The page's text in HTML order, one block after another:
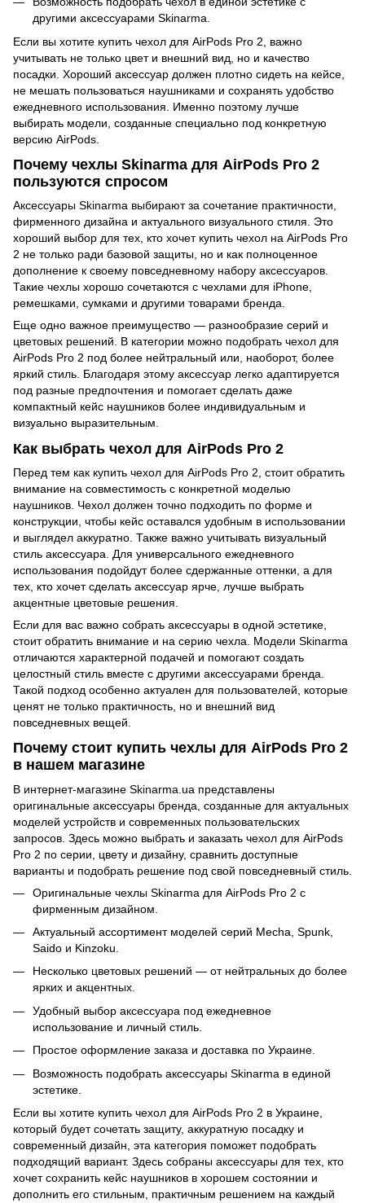
другими аксессуарами Skinarma.
Если вы хотите купить чехол для AirPods Pro 2, важно
учитывать не только цвет и внешний вид, но и качество
посадки. Хороший аксессуар должен плотно сидеть на кейсе,
не мешать пользоваться наушниками и сохранять удобство
ежедневного использования. Именно поэтому лучше
выбирать модели, созданные специально под конкретную
версию AirPods.
Почему чехлы Skinarma для AirPods Pro 2
пользуются спросом
Аксессуары Skinarma выбирают за сочетание практичности,
фирменного дизайна и актуального визуального стиля. Это
хороший выбор для тех, кто хочет купить чехол на AirPods Pro
2 не только ради базовой защиты, но и как полноценное
дополнение к своему повседневному набору аксессуаров.
Такие чехлы хорошо сочетаются с чехлами для iPhone,
ремешками, сумками и другими товарами бренда.
Еще одно важное преимущество — разнообразие серий и
цветовых решений. В категории можно подобрать чехол для
AirPods Pro 2 под более нейтральный или, наоборот, более
яркий стиль. Благодаря этому аксессуар легко адаптируется
под разные предпочтения и помогает сделать даже
компактный кейс наушников более индивидуальным и
визуально выразительным.
Как выбрать чехол для AirPods Pro 2
Перед тем как купить чехол для AirPods Pro 2, стоит обратить
внимание на совместимость с конкретной моделью
наушников. Чехол должен точно подходить по форме и
конструкции, чтобы кейс оставался удобным в использовании
и выглядел аккуратно. Также важно учитывать визуальный
стиль аксессуара. Для универсального ежедневного
использования подойдут более сдержанные оттенки, а для
тех, кто хочет сделать аксессуар ярче, лучше выбрать
акцентные цветовые решения.
Если для вас важно собрать аксессуары в одной эстетике,
стоит обратить внимание и на серию чехла. Модели Skinarma
отличаются характерной подачей и помогают создать
целостный стиль вместе с другими аксессуарами бренда.
Такой подход особенно актуален для пользователей, которые
ценят не только практичность, но и внешний вид
повседневных вещей.
Почему стоит купить чехлы для AirPods Pro 2
в нашем магазине
В интернет-магазине Skinarma.ua представлены
оригинальные аксессуары бренда, созданные для актуальных
моделей устройств и современных пользовательских
запросов. Здесь можно выбрать и заказать чехол для AirPods
Pro 2 по серии, цвету и дизайну, сравнить доступные
варианты и подобрать решение под свой повседневный стиль.
Оригинальные чехлы Skinarma для AirPods Pro 2 с
фирменным дизайном.
Актуальный ассортимент моделей серий Mecha, Spunk,
Saido и Kinzoku.
Несколько цветовых решений — от нейтральных до более
ярких и акцентных.
Удобный выбор аксессуара под ежедневное
использование и личный стиль.
Простое оформление заказа и доставка по Украине.
Возможность подобрать аксессуары Skinarma в единой
эстетике.
Если вы хотите купить чехол для AirPods Pro 2 в Украине,
который будет сочетать защиту, аккуратную посадку и
современный дизайн, эта категория поможет подобрать
подходящий вариант. Здесь собраны аксессуары для тех, кто
хочет сохранить кейс наушников в хорошем состоянии и
дополнить его стильным, практичным решением на каждый